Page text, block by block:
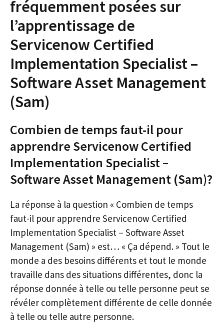
fréquemment posées sur
l’apprentissage de
Servicenow Certified
Implementation Specialist –
Software Asset Management
(Sam)
Combien de temps faut-il pour
apprendre Servicenow Certified
Implementation Specialist –
Software Asset Management (Sam)?
La réponse à la question « Combien de temps
faut-il pour apprendre Servicenow Certified
Implementation Specialist – Software Asset
Management (Sam) » est… « Ça dépend. » Tout le
monde a des besoins différents et tout le monde
travaille dans des situations différentes, donc la
réponse donnée à telle ou telle personne peut se
révéler complètement différente de celle donnée
à telle ou telle autre personne.